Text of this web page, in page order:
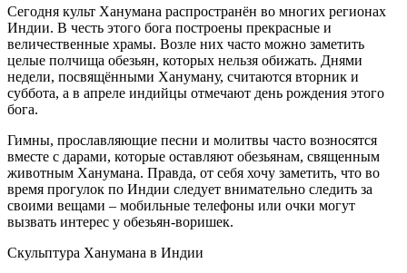
Сегодня культ Ханумана распространён во многих регионах
Индии. В честь этого бога построены прекрасные и
величественные храмы. Возле них часто можно заметить
целые полчища обезьян, которых нельзя обижать. Днями
недели, посвящёнными Хануману, считаются вторник и
суббота, а в апреле индийцы отмечают день рождения этого
бога.
Гимны, прославляющие песни и молитвы часто возносятся
вместе с дарами, которые оставляют обезьянам, священным
животным Ханумана. Правда, от себя хочу заметить, что во
время прогулок по Индии следует внимательно следить за
своими вещами – мобильные телефоны или очки могут
вызвать интерес у обезьян-воришек.
Скульптура Ханумана в Индии